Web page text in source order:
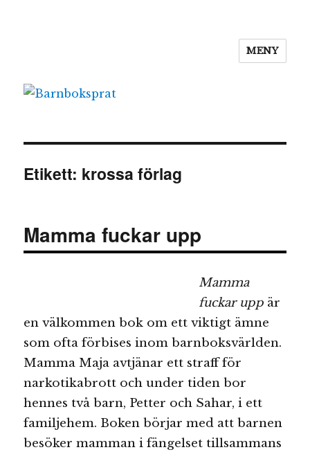
MENY
Etikett: krossa förlag
Mamma fuckar upp
Mamma
fuckar upp är
en välkommen bok om ett viktigt ämne
som ofta förbises inom barnboksvärlden.
Mamma Maja avtjänar ett straff för
narkotikabrott och under tiden bor
hennes två barn, Petter och Sahar, i ett
familjehem. Boken börjar med att barnen
besöker mamman i fängelset tillsammans